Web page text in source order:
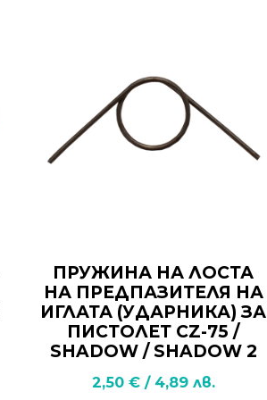
ПРУЖИНА НА ЛОСТА
НА ПРЕДПАЗИТЕЛЯ НА
ИГЛАТА (УДАРНИКА) ЗА
ПИСТОЛЕТ CZ-75 /
SHADOW / SHADOW 2
2,50 € / 4,89 лв.